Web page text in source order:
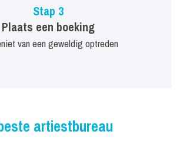
Stap 3
Plaats een boeking
van een geweldig optreden
artiestbureau